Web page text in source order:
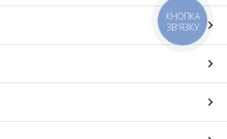
КНОПКА
ЗВ'ЯЗКУ